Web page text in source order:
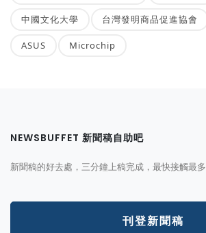
中國文化大學 台灣發明商品促進協會
ASUS Microchip
NEWSBUFFET 新聞稿自助吧
新聞稿的好去處，三分鐘上稿完成，最快接觸最
刊登新聞稿